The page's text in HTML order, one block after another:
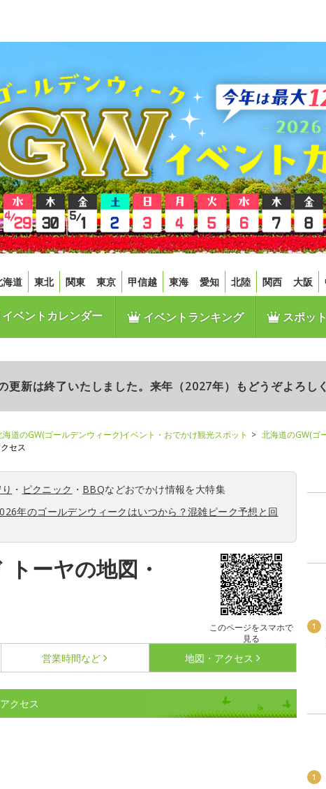
海道 東北 関東 東京 甲信越 東海 愛知 北陸 関西 大阪
ベントカレンダー イベントランキング スポッ
更新は終了いたしました。来年（2027年）もどうぞよろし
海道のGW(ゴールデンウィーク)イベント・おでかけ観光スポット
北海道のGW(ゴ
セス
・ ピクニック ・ BBQなどおでかけ情報を大特集
年のゴールデンウィークはいつから？混雑ピーク予想と回
ーヤの地図・
このページをスマホで
見る
営業時間など 地図・アクセス
クセス
1
1